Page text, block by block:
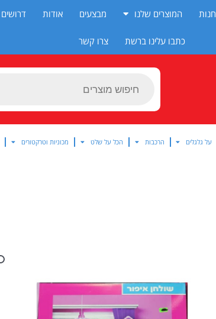
חנות המוצרים שלנו מבצעים אודות דרושים
כתבו עלינו ברשת צרו קשר
Products
על גלגלים הרכבות הכל על שלט מכוניות וטרקטורים